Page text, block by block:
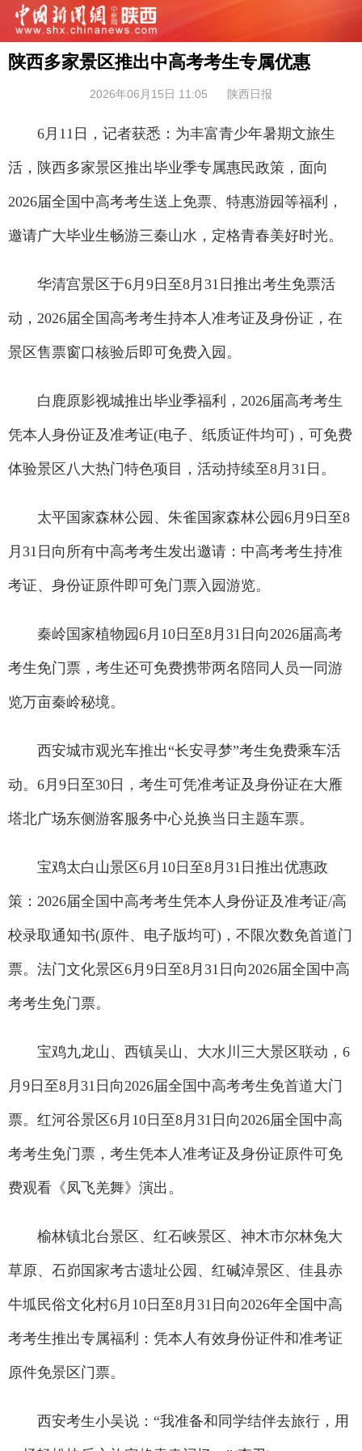
陕西多家景区推出中高考考生专属优惠
2026年06月15日 11:05 陕西日报
6月11日，记者获悉：为丰富青少年暑期文旅生
活，陕西多家景区推出毕业季专属惠民政策，面向
2026届全国中高考考生送上免票、特惠游园等福利，
邀请广大毕业生畅游三秦山水，定格青春美好时光。
华清宫景区于6月9日至8月31日推出考生免票活
动，2026届全国高考考生持本人准考证及身份证，在
景区售票窗口核验后即可免费入园。
白鹿原影视城推出毕业季福利，2026届高考考生
凭本人身份证及准考证(电子、纸质证件均可)，可免费
体验景区八大热门特色项目，活动持续至8月31日。
太平国家森林公园、朱雀国家森林公园6月9日至8
月31日向所有中高考考生发出邀请：中高考考生持准
考证、身份证原件即可免门票入园游览。
秦岭国家植物园6月10日至8月31日向2026届高考
考生免门票，考生还可免费携带两名陪同人员一同游
览万亩秦岭秘境。
西安城市观光车推出“长安寻梦”考生免费乘车活
动。6月9日至30日，考生可凭准考证及身份证在大雁
塔北广场东侧游客服务中心兑换当日主题车票。
宝鸡太白山景区6月10日至8月31日推出优惠政
策：2026届全国中高考考生凭本人身份证及准考证/高
校录取通知书(原件、电子版均可)，不限次数免首道门
票。法门文化景区6月9日至8月31日向2026届全国中高
考考生免门票。
宝鸡九龙山、西镇吴山、大水川三大景区联动，6
月9日至8月31日向2026届全国中高考考生免首道大门
票。红河谷景区6月10日至8月31日向2026届全国中高
考考生免门票，考生凭本人准考证及身份证原件可免
费观看《凤飞羌舞》演出。
榆林镇北台景区、红石峡景区、神木市尔林兔大
草原、石峁国家考古遗址公园、红碱淖景区、佳县赤
牛坬民俗文化村6月10日至8月31日向2026年全国中高
考考生推出专属福利：凭本人有效身份证件和准考证
原件免景区门票。
西安考生小吴说：“我准备和同学结伴去旅行，用